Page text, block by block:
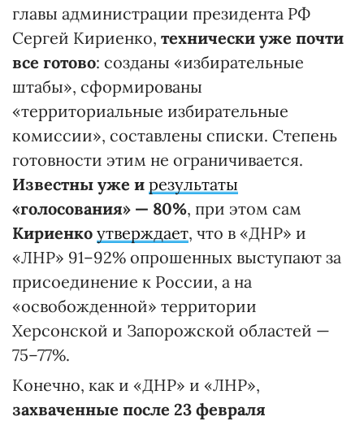
главы администрации президента РФ
Сергей Кириенко, технически уже почти
все готово: созданы «избирательные
штабы», сформированы
«территориальные избирательные
комиссии», составлены списки. Степень
готовности этим не ограничивается.
Известны уже и результаты
«голосования» — 80%, при этом сам
Кириенко утверждает, что в «ДНР» и
«ЛНР» 91–92% опрошенных выступают за
присоединение к России, а на
«освобожденной» территории
Херсонской и Запорожской областей —
75–77%.
Конечно, как и «ДНР» и «ЛНР»,
захваченные после 23 февраля